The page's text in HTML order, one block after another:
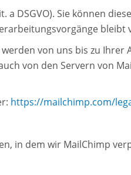
DSGVO). Sie können
von uns bis zu
von den Servern von
https://mailchimp.com/
in dem wir MailChimp